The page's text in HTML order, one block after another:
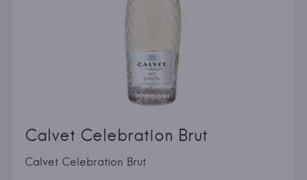
Calvet Celebration Brut
Calvet Celebration Brut